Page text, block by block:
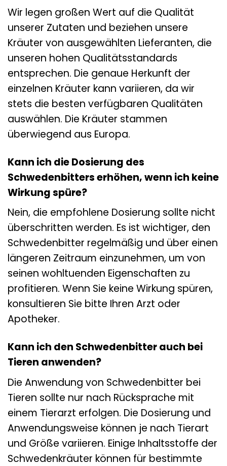
Wir legen großen Wert auf die Qualität
unserer Zutaten und beziehen unsere
Kräuter von ausgewählten Lieferanten, die
unseren hohen Qualitätsstandards
entsprechen. Die genaue Herkunft der
einzelnen Kräuter kann variieren, da wir
stets die besten verfügbaren Qualitäten
auswählen. Die Kräuter stammen
überwiegend aus Europa.
Kann ich die Dosierung des
Schwedenbitters erhöhen, wenn ich keine
Wirkung spüre?
Nein, die empfohlene Dosierung sollte nicht
überschritten werden. Es ist wichtiger, den
Schwedenbitter regelmäßig und über einen
längeren Zeitraum einzunehmen, um von
seinen wohltuenden Eigenschaften zu
profitieren. Wenn Sie keine Wirkung spüren,
konsultieren Sie bitte Ihren Arzt oder
Apotheker.
Kann ich den Schwedenbitter auch bei
Tieren anwenden?
Die Anwendung von Schwedenbitter bei
Tieren sollte nur nach Rücksprache mit
einem Tierarzt erfolgen. Die Dosierung und
Anwendungsweise können je nach Tierart
und Größe variieren. Einige Inhaltsstoffe der
Schwedenkräuter können für bestimmte